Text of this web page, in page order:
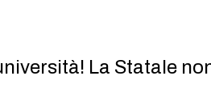
La Statale